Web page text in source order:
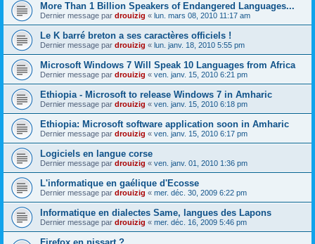
More Than 1 Billion Speakers of Endangered Languages...
Dernier message par drouizig « lun. mars 08, 2010 11:17 am
Le K barré breton a ses caractères officiels !
Dernier message par drouizig « lun. janv. 18, 2010 5:55 pm
Microsoft Windows 7 Will Speak 10 Languages from Africa
Dernier message par drouizig « ven. janv. 15, 2010 6:21 pm
Ethiopia - Microsoft to release Windows 7 in Amharic
Dernier message par drouizig « ven. janv. 15, 2010 6:18 pm
Ethiopia: Microsoft software application soon in Amharic
Dernier message par drouizig « ven. janv. 15, 2010 6:17 pm
Logiciels en langue corse
Dernier message par drouizig « ven. janv. 01, 2010 1:36 pm
L'informatique en gaélique d'Ecosse
Dernier message par drouizig « mer. déc. 30, 2009 6:22 pm
Informatique en dialectes Same, langues des Lapons
Dernier message par drouizig « mer. déc. 16, 2009 5:46 pm